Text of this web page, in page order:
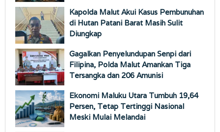
Kapolda Malut Akui Kasus Pembunuhan
di Hutan Patani Barat Masih Sulit
Diungkap
Gagalkan Penyelundupan Senpi dari
Filipina, Polda Malut Amankan Tiga
Tersangka dan 206 Amunisi
Ekonomi Maluku Utara Tumbuh 19,64
Persen, Tetap Tertinggi Nasional
Meski Mulai Melandai